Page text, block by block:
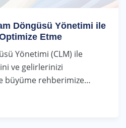
Döngüsü Yönetimi ile
Etme
Yönetimi (CLM) ile
ve gelirlerinizi
büyüme rehberimize…